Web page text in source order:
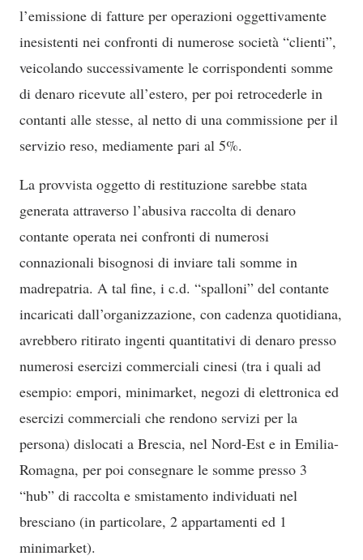
l’emissione di fatture per operazioni oggettivamente
inesistenti nei confronti di numerose società “clienti”,
veicolando successivamente le corrispondenti somme
di denaro ricevute all’estero, per poi retrocederle in
contanti alle stesse, al netto di una commissione per il
servizio reso, mediamente pari al 5%.
La provvista oggetto di restituzione sarebbe stata
generata attraverso l’abusiva raccolta di denaro
contante operata nei confronti di numerosi
connazionali bisognosi di inviare tali somme in
madrepatria. A tal fine, i c.d. “spalloni” del contante
incaricati dall’organizzazione, con cadenza quotidiana,
avrebbero ritirato ingenti quantitativi di denaro presso
numerosi esercizi commerciali cinesi (tra i quali ad
esempio: empori, minimarket, negozi di elettronica ed
esercizi commerciali che rendono servizi per la
persona) dislocati a Brescia, nel Nord-Est e in Emilia-
Romagna, per poi consegnare le somme presso 3
“hub” di raccolta e smistamento individuati nel
bresciano (in particolare, 2 appartamenti ed 1
minimarket).